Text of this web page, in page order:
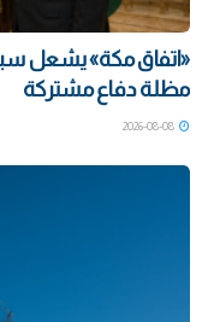
مظلة دفاع مشتركة